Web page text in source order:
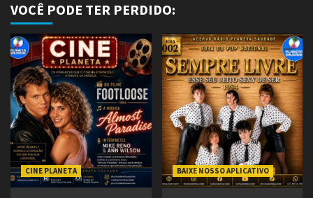
VOCÊ PODE TER PERDIDO:
CINE PLANETA BAIXE NOSSO APLICATIVO